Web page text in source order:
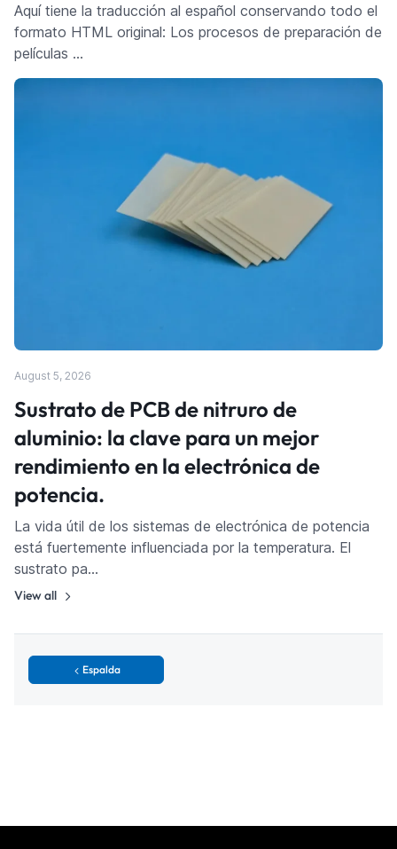
Aquí tiene la traducción al español conservando todo el
formato HTML original: Los procesos de preparación de
películas …
August 5, 2026
Sustrato de PCB de nitruro de
aluminio: la clave para un mejor
rendimiento en la electrónica de
potencia.
La vida útil de los sistemas de electrónica de potencia
está fuertemente influenciada por la temperatura. El
sustrato pa…
View all
Espalda